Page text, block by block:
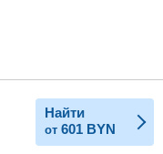
Найти
от 601 BYN